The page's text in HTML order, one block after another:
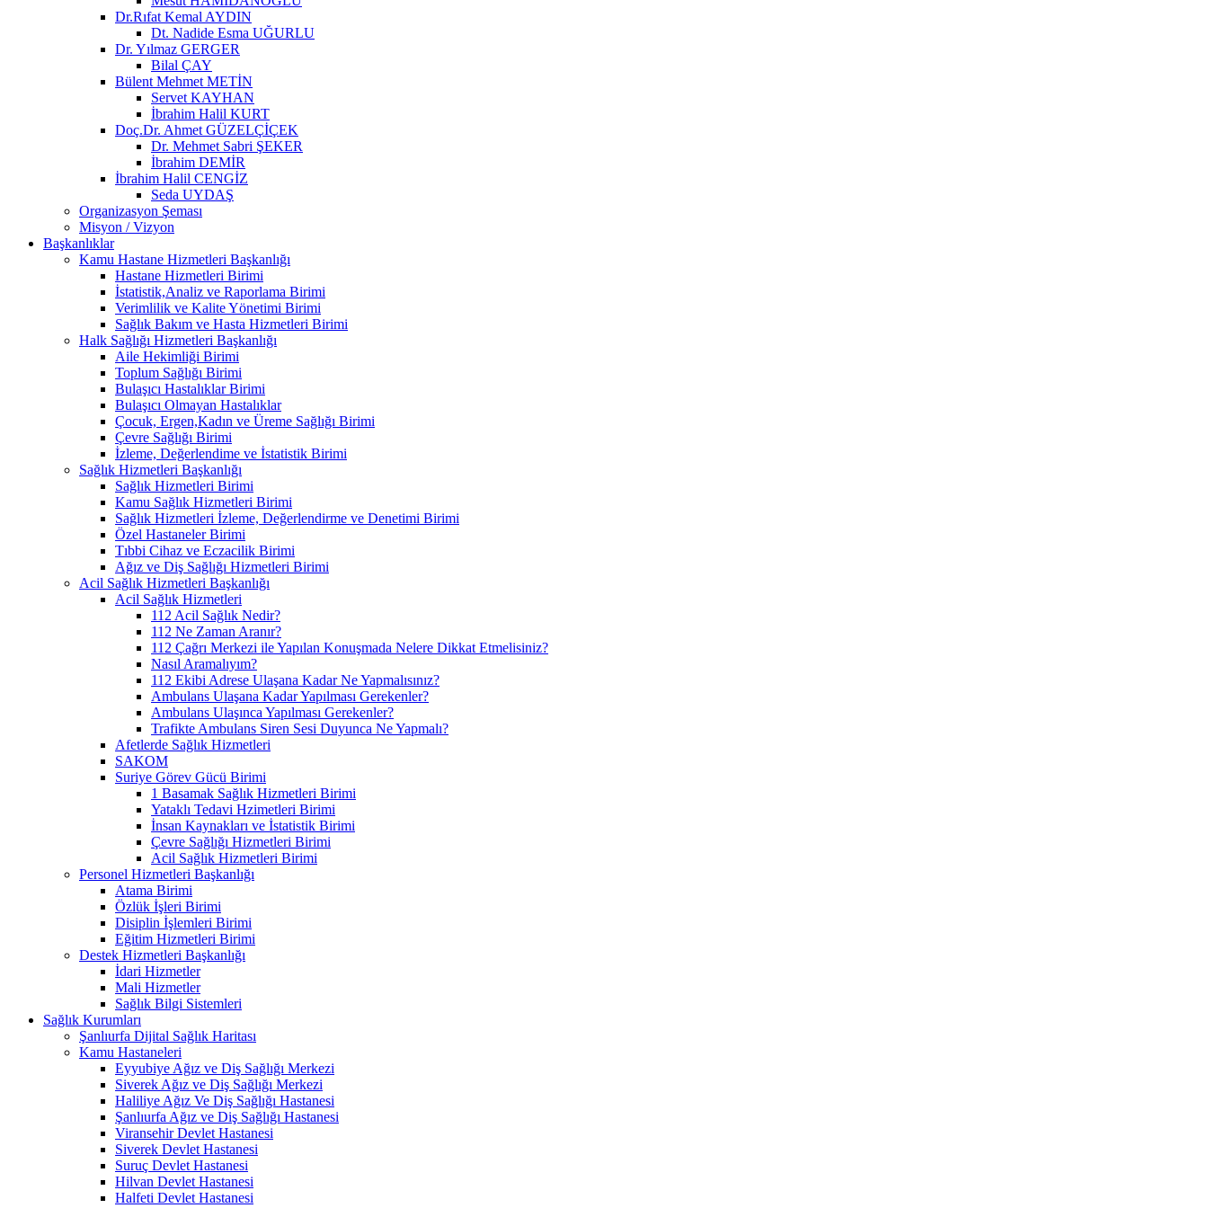
Dr.Rıfat Kemal AYDIN
Dt. Nadide Esma UĞURLU
Dr. Yılmaz GERGER
Bilal ÇAY
Bülent Mehmet METİN
Servet KAYHAN
İbrahim Halil KURT
Doç.Dr. Ahmet GÜZELÇİÇEK
Dr. Mehmet Sabri ŞEKER
İbrahim DEMİR
İbrahim Halil CENGİZ
Seda UYDAŞ
Organizasyon Şeması
Misyon / Vizyon
Başkanlıklar
Kamu Hastane Hizmetleri Başkanlığı
Hastane Hizmetleri Birimi
İstatistik,Analiz ve Raporlama Birimi
Verimlilik ve Kalite Yönetimi Birimi
Sağlık Bakım ve Hasta Hizmetleri Birimi
Halk Sağlığı Hizmetleri Başkanlığı
Aile Hekimliği Birimi
Toplum Sağlığı Birimi
Bulaşıcı Hastalıklar Birimi
Bulaşıcı Olmayan Hastalıklar
Çocuk, Ergen,Kadın ve Üreme Sağlığı Birimi
Çevre Sağlığı Birimi
İzleme, Değerlendime ve İstatistik Birimi
Sağlık Hizmetleri Başkanlığı
Sağlık Hizmetleri Birimi
Kamu Sağlık Hizmetleri Birimi
Sağlık Hizmetleri İzleme, Değerlendirme ve Denetimi Birimi
Özel Hastaneler Birimi
Tıbbi Cihaz ve Eczacilik Birimi
Ağız ve Diş Sağlığı Hizmetleri Birimi
Acil Sağlık Hizmetleri Başkanlığı
Acil Sağlık Hizmetleri
112 Acil Sağlık Nedir?
112 Ne Zaman Aranır?
112 Çağrı Merkezi ile Yapılan Konuşmada Nelere Dikkat Etmelisiniz?
Nasıl Aramalıyım?
112 Ekibi Adrese Ulaşana Kadar Ne Yapmalısınız?
Ambulans Ulaşana Kadar Yapılması Gerekenler?
Ambulans Ulaşınca Yapılması Gerekenler?
Trafikte Ambulans Siren Sesi Duyunca Ne Yapmalı?
Afetlerde Sağlık Hizmetleri
SAKOM
Suriye Görev Gücü Birimi
1 Basamak Sağlık Hizmetleri Birimi
Yataklı Tedavi Hzimetleri Birimi
İnsan Kaynakları ve İstatistik Birimi
Çevre Sağlığı Hizmetleri Birimi
Acil Sağlık Hizmetleri Birimi
Personel Hizmetleri Başkanlığı
Atama Birimi
Özlük İşleri Birimi
Disiplin İşlemleri Birimi
Eğitim Hizmetleri Birimi
Destek Hizmetleri Başkanlığı
İdari Hizmetler
Mali Hizmetler
Sağlık Bilgi Sistemleri
Sağlık Kurumları
Şanlıurfa Dijital Sağlık Haritası
Kamu Hastaneleri
Eyyubiye Ağız ve Diş Sağlığı Merkezi
Siverek Ağız ve Diş Sağlığı Merkezi
Haliliye Ağız Ve Diş Sağlığı Hastanesi
Şanlıurfa Ağız ve Diş Sağlığı Hastanesi
Viransehir Devlet Hastanesi
Siverek Devlet Hastanesi
Suruç Devlet Hastanesi
Hilvan Devlet Hastanesi
Halfeti Devlet Hastanesi